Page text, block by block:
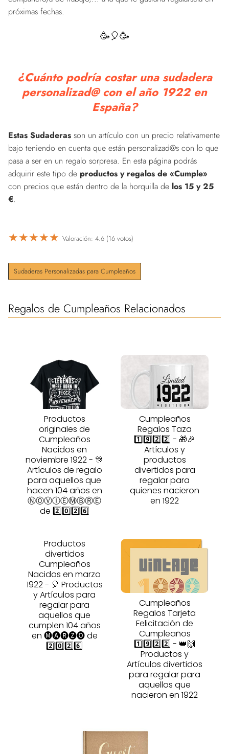
próximas fechas.
🥳🎈🥳
¿Cuánto podría costar una sudadera
personalizad@ con el año 1922 en
España?
Estas Sudaderas son un artículo con un precio relativamente
bajo teniendo en cuenta que están personalizad@s con lo que
pasa a ser en un regalo sorpresa. En esta página podrás
adquirir este tipo de productos y regalos de «Cumple»
con precios que están dentro de la horquilla de los 15 y 25
€.
★★★★★ Valoración: 4.6 (16 votos)
Sudaderas Personalizadas para Cumpleaños
Regalos de Cumpleaños Relacionados
Productos
originales de
Cumpleaños
Nacidos en
noviembre 1922 - 🎊
Artículos de regalo
para aquellos que
hacen 104 años en
ⓃⓄⓋⒾⒺⓂⒷⓇⒺ
de 2️⃣0️⃣2️⃣6️⃣
Cumpleaños
Regalos Taza
1️⃣9️⃣2️⃣2️⃣ - 🎁🎉
Artículos y
productos
divertidos para
regalar para
quienes nacieron
en 1922
Productos
divertidos
Cumpleaños
Nacidos en marzo
1922 - 🎈 Productos
y Artículos para
regalar para
aquellos que
cumplen 104 años
en 🅜🅐🅡🅩🅞 de
2️⃣0️⃣2️⃣6️⃣
Cumpleaños
Regalos Tarjeta
Felicitación de
Cumpleaños
1️⃣9️⃣2️⃣2️⃣ - 👑🙌
Productos y
Artículos divertidos
para regalar para
aquellos que
nacieron en 1922